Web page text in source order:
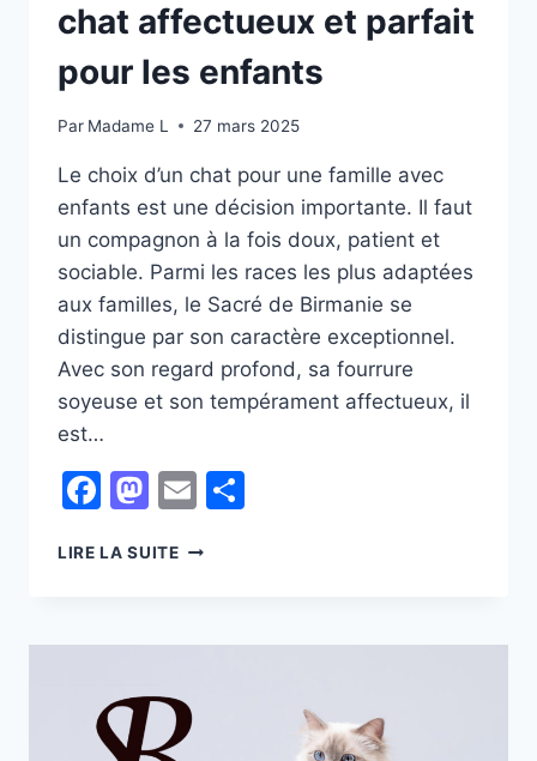
chat affectueux et parfait
pour les enfants
Par Madame L 27 mars 2025
Le choix d’un chat pour une famille avec
enfants est une décision importante. Il faut
un compagnon à la fois doux, patient et
sociable. Parmi les races les plus adaptées
aux familles, le Sacré de Birmanie se
distingue par son caractère exceptionnel.
Avec son regard profond, sa fourrure
soyeuse et son tempérament affectueux, il
est…
Facebook
Mastodon
Email
LIRE LA SUITELE
:
CHAT
AFFECTUEUX
ET